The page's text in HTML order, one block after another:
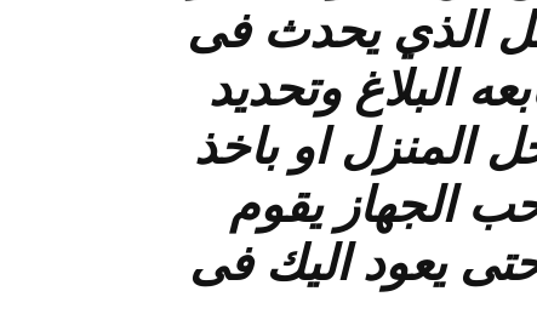
الذي يحدث فى
البلاغ وتحديد
المنزل او باخذ
الجهاز يقوم
يعود اليك فى